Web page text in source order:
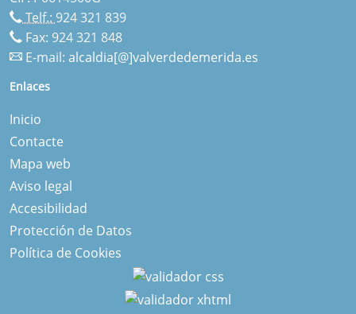
Telf.: 924 321 839
Fax: 924 321 848
E-mail: alcaldia[@]valverdedemerida.es
Enlaces
Inicio
Contacte
Mapa web
Aviso legal
Accesibilidad
Protección de Datos
Política de Cookies